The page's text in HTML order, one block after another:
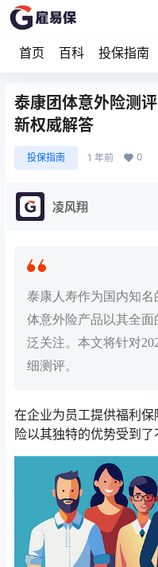
首页 百科 投保指南
泰康团体意外险测
新权威解答
投保指南 1 年前 0
凌风翔
泰康人寿作为国内知
体意外险产品以其全
泛关注。本文将针对
细测评。
在企业为员工提供福利
险以其独特的优势受到了